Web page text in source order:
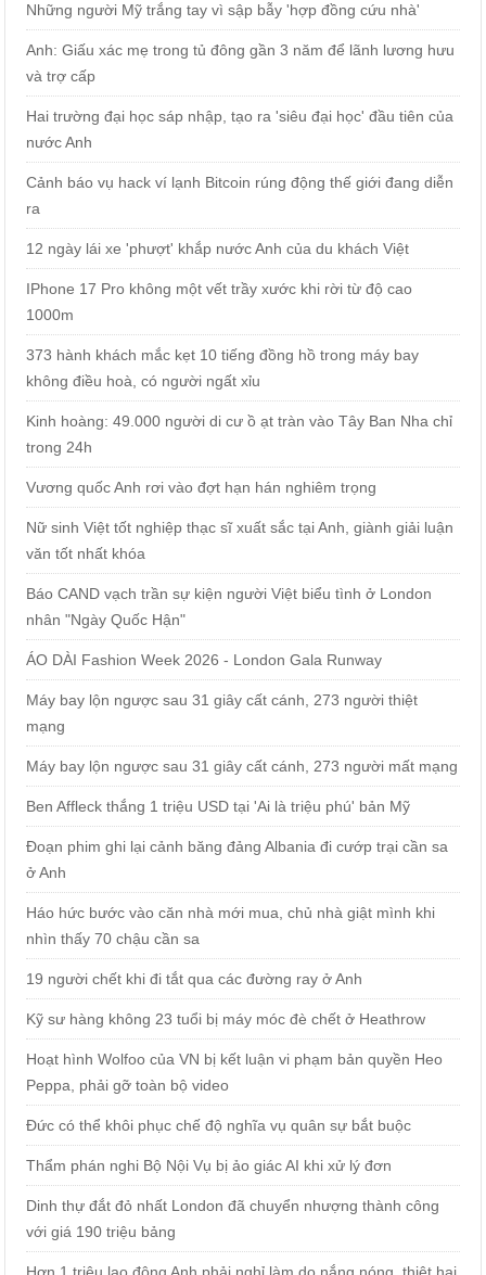
Những người Mỹ trắng tay vì sập bẫy 'hợp đồng cứu nhà'
Anh: Giấu xác mẹ trong tủ đông gần 3 năm để lãnh lương hưu
và trợ cấp
Hai trường đại học sáp nhập, tạo ra 'siêu đại học' đầu tiên của
nước Anh
Cảnh báo vụ hack ví lạnh Bitcoin rúng động thế giới đang diễn
ra
12 ngày lái xe 'phượt' khắp nước Anh của du khách Việt
IPhone 17 Pro không một vết trầy xước khi rời từ độ cao
1000m
373 hành khách mắc kẹt 10 tiếng đồng hồ trong máy bay
không điều hoà, có người ngất xỉu
Kinh hoàng: 49.000 người di cư ồ ạt tràn vào Tây Ban Nha chỉ
trong 24h
Vương quốc Anh rơi vào đợt hạn hán nghiêm trọng
Nữ sinh Việt tốt nghiệp thạc sĩ xuất sắc tại Anh, giành giải luận
văn tốt nhất khóa
Báo CAND vạch trần sự kiện người Việt biểu tình ở London
nhân "Ngày Quốc Hận"
ÁO DÀI Fashion Week 2026 - London Gala Runway
Máy bay lộn ngược sau 31 giây cất cánh, 273 người thiệt
mạng
Máy bay lộn ngược sau 31 giây cất cánh, 273 người mất mạng
Ben Affleck thắng 1 triệu USD tại 'Ai là triệu phú' bản Mỹ
Đoạn phim ghi lại cảnh băng đảng Albania đi cướp trại cần sa
ở Anh
Háo hức bước vào căn nhà mới mua, chủ nhà giật mình khi
nhìn thấy 70 chậu cần sa
19 người chết khi đi tắt qua các đường ray ở Anh
Kỹ sư hàng không 23 tuổi bị máy móc đè chết ở Heathrow
Hoạt hình Wolfoo của VN bị kết luận vi phạm bản quyền Heo
Peppa, phải gỡ toàn bộ video
Đức có thể khôi phục chế độ nghĩa vụ quân sự bắt buộc
Thẩm phán nghi Bộ Nội Vụ bị ảo giác AI khi xử lý đơn
Dinh thự đắt đỏ nhất London đã chuyển nhượng thành công
với giá 190 triệu bảng